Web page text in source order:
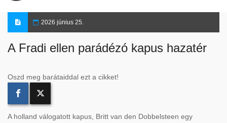
2026 június 25.
A Fradi ellen parádézó kapus hazatér
Oszd meg barátaiddal ezt a cikket!
A holland válogatott kapus, Britt van den Dobbelsteen egy